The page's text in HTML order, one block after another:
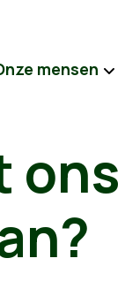
mensen
ons